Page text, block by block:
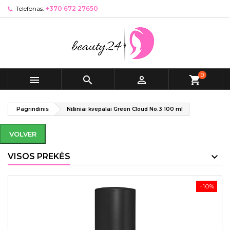
Telefonas: +370 672 27650
   shopping_cart0
Pagrindinis Nišiniai kvepalai Green Cloud No.3 100 ml
VOLVER
VISOS PREKĖS
−10%